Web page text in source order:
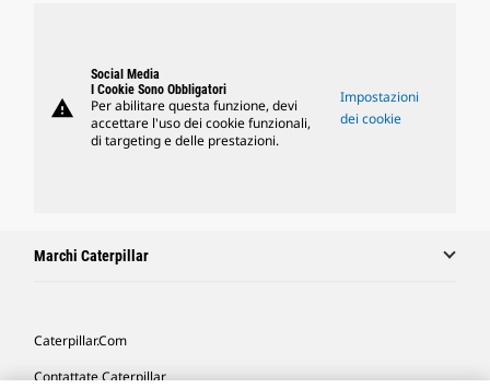
warning
Social Media
I Cookie Sono Obbligatori
Per abilitare questa funzione, devi
accettare l'uso dei cookie funzionali,
di targeting e delle prestazioni.
Impostazioni
dei cookie
Marchi Caterpillar
Caterpillar.com
Contattate Caterpillar